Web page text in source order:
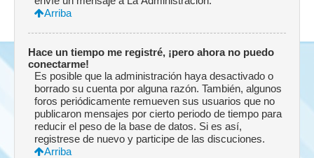
Arriba
Hace un tiempo me registré, ¡pero ahora no puedo
conectarme!
Es posible que la administración haya desactivado o
borrado su cuenta por alguna razón. También, algunos
foros periódicamente remueven sus usuarios que no
publicaron mensajes por cierto periodo de tiempo para
reducir el peso de la base de datos. Si es así,
registrese de nuevo y participe de las discuciones.
Arriba